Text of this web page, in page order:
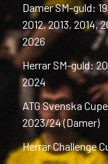
Damer SM-guld:
2012, 2013, 2014,
2026
Herrar SM-guld:
2024
ATG Svenska
2023/24 (Damer)
Herrar Challenge